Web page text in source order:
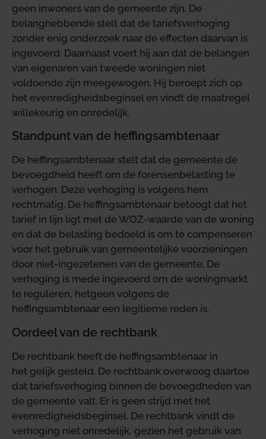
geen inwoners van de gemeente zijn. De
belanghebbende stelt dat de tariefsverhoging
zonder enig onderzoek naar de effecten daarvan is
ingevoerd. Daarnaast voert hij aan dat de belangen
van eigenaren van tweede woningen niet
voldoende zijn meegewogen. Hij beroept zich op
het evenredigheidsbeginsel en vindt de maatregel
willekeurig en onredelijk.
Standpunt van de heffingsambtenaar
De heffingsambtenaar stelt dat de gemeente de
bevoegdheid heeft om de forensenbelasting te
verhogen. Deze verhoging is volgens hem
rechtmatig. De heffingsambtenaar betoogt dat het
tarief in lijn ligt met de WOZ-waarde van de woning
en dat de belasting bedoeld is om te compenseren
voor het gebruik van gemeentelijke voorzieningen
door niet-ingezetenen van de gemeente. De
verhoging is mede ingevoerd om de woningmarkt
te reguleren, hetgeen volgens de
heffingsambtenaar een legitieme reden is.
Oordeel van de rechtbank
De rechtbank heeft de heffingsambtenaar in
het gelijk gesteld. De rechtbank overwoog daartoe
dat tariefsverhoging binnen de bevoegdheden van
de gemeente valt. Er is geen strijd met het
evenredigheidsbeginsel. De rechtbank vindt de
verhoging niet onredelijk, gezien het gebruik van